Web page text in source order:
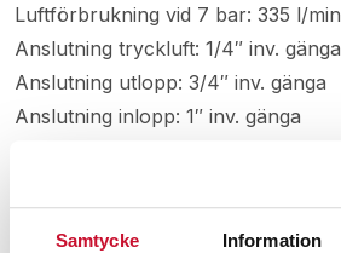
Samtycke Information
Luftförbrukning vid 7 bar: 335 l/min
Anslutning tryckluft: 1/4″ inv. gänga
Anslutning utlopp: 3/4″ inv. gänga
Anslutning inlopp: 1″ inv. gänga